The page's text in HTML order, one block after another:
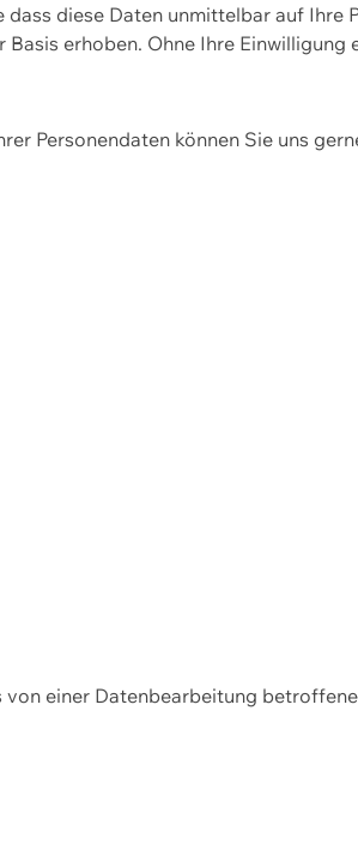
diese Daten unmittelbar auf Ihre
erhoben. Ohne Ihre
Personendaten können Sie uns
einer Datenbearbeitung